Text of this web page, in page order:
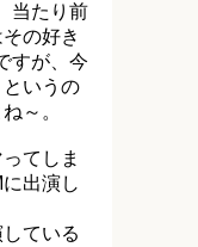
当たり前
の好き
すが、今
いうの
～。
てしま
出演し
ている